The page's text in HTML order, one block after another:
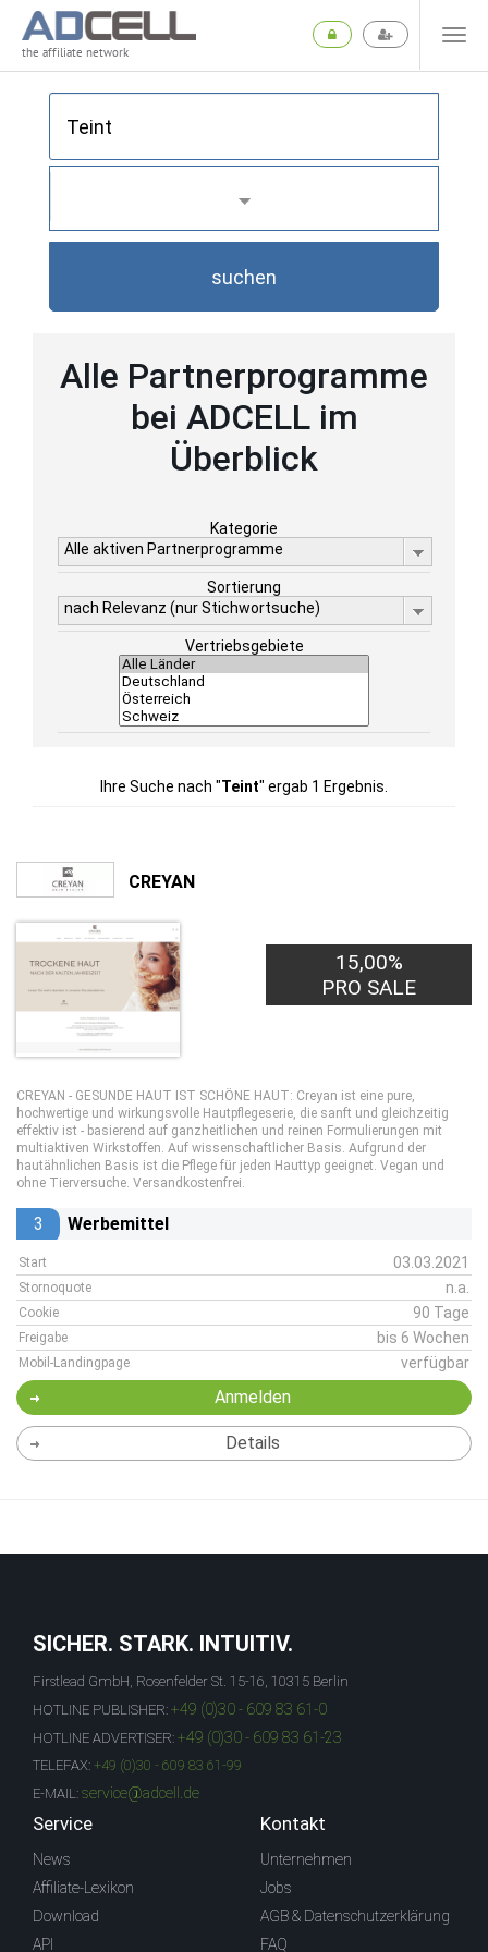
the affiliate network
suchen
Alle Partnerprogramme
bei ADCELL im
Überblick
Kategorie
Alle aktiven Partnerprogramme
Sortierung
nach Relevanz (nur Stichwortsuche)
Vertriebsgebiete
Ihre Suche nach "Teint" ergab 1 Ergebnis.
CREYAN
15,00%
PRO SALE
CREYAN - GESUNDE HAUT IST SCHÖNE HAUT: Creyan ist eine pure,
hochwertige und wirkungsvolle Hautpflegeserie, die sanft und gleichzeitig
effektiv ist - basierend auf ganzheitlichen und reinen Formulierungen mit
multiaktiven Wirkstoffen. Auf wissenschaftlicher Basis. Aufgrund der
hautähnlichen Basis ist die Pflege für jeden Hauttyp geeignet. Vegan und
ohne Tierversuche. Versandkostenfrei.
3 Werbemittel
Start 03.03.2021
Stornoquote n.a.
Cookie 90 Tage
Freigabe bis 6 Wochen
Mobil-Landingpage verfügbar
Anmelden
Details
SICHER. STARK. INTUITIV.
Firstlead GmbH, Rosenfelder St. 15-16, 10315 Berlin
HOTLINE PUBLISHER: +49 (0)30 - 609 83 61-0
HOTLINE ADVERTISER: +49 (0)30 - 609 83 61-23
TELEFAX: +49 (0)30 - 609 83 61-99
E-MAIL: service@adcell.de
Service
News
Affiliate-Lexikon
Download
API
Kontakt
Unternehmen
Jobs
AGB & Datenschutzerklärung
FAQ